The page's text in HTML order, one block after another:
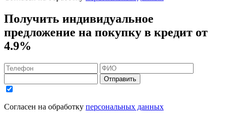
Получить индивидуальное
предложение на покупку в кредит от
4.9%
Отправить
Согласен на обработку персональных данных